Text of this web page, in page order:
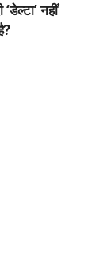
नहीं